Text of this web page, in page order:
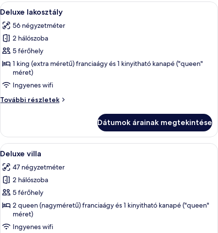
A
következő
szoba
összes
képének
megtekintése:
Deluxe
lakosztály
Egy szállodai szoba, amelyben
6
Deluxe lakosztály
56 négyzetméter
2 hálószoba
5 férőhely
1 king (extra méretű) franciaágy és 1 kinyitható kanapé ("queen"
méret)
Ingyenes wifi
További részletek
Deluxe
Dátumok árainak megtekintése
A
következő
szoba
összes
képének
megtekintése:
Deluxe
villa
Egy modern szállodai szoba,
4
Deluxe villa
47 négyzetméter
2 hálószoba
5 férőhely
2 queen (nagyméretű) franciaágy és 1 kinyitható kanapé ("queen"
méret)
Ingyenes wifi